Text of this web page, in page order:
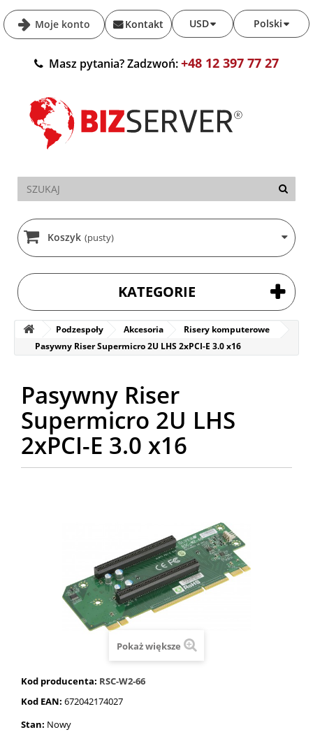
Moje konto Polski
USD
Kontakt
Masz pytania? Zadzwoń:+48 12 397 77 27
Koszyk (pusty)
KATEGORIE
Podzespoły Akcesoria
Risery komputerowe
Pasywny Riser Supermicro 2U LHS 2xPCI-E 3.0 x16
Pasywny Riser
Supermicro 2U LHS
2xPCI-E 3.0 x16
Pokaż większe
Kod producenta: RSC-W2-66
Kod EAN: 672042174027
Stan: Nowy